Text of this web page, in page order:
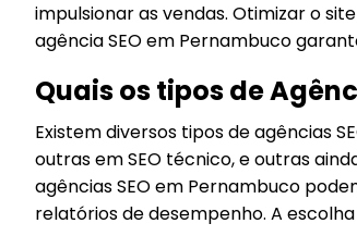
impulsionar as vendas. Otimizar o
agência SEO em Pernambuco
Quais os tipos de
Existem diversos tipos de agências
outras em SEO técnico, e outras
agências SEO em Pernambuco
relatórios de desempenho. A